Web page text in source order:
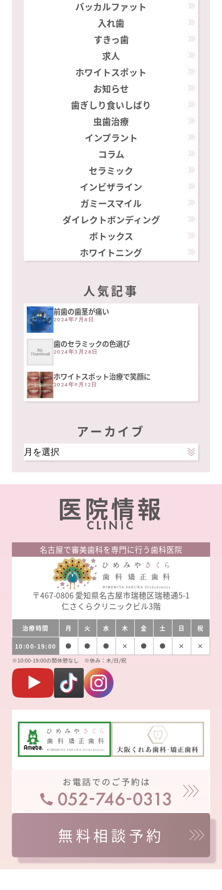
バッカルファット
入れ歯
すきっ歯
求人
ホワイトスポット
お知らせ
歯ぎしり食いしばり
虫歯治療
インプラント
コラム
セラミック
インビザライン
ガミースマイル
ダイレクトボンディング
ボトックス
ホワイトニング
人気記事
前歯の歯茎が痛い
2024年7月8日
歯のセラミックの色選び
2024年3月28日
ホワイトスポット治療で笑顔に
2024年9月12日
アーカイブ
ア
ー
カ
医院情報
CLINIC
名古屋で審美歯科を専門に行う歯科医院
〒467-0806 愛知県名古屋市瑞穂区瑞穂通5-1
仁さくらクリニックビル3階
治療時間 月 火 水 木 金 土 日 祝
10:00-19:00 ● ● ● × ● ● × ×
※10:00-19:00の間休憩なし ※休み：木/日/祝
無料相談予約